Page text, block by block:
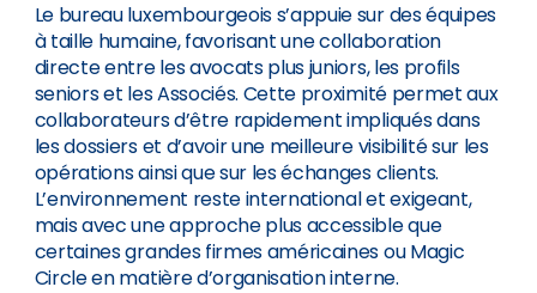
Le bureau luxembourgeois s’appuie sur des équipes
à taille humaine, favorisant une collaboration
directe entre les avocats plus juniors, les profils
seniors et les Associés. Cette proximité permet aux
collaborateurs d’être rapidement impliqués dans
les dossiers et d’avoir une meilleure visibilité sur les
opérations ainsi que sur les échanges clients.
L’environnement reste international et exigeant,
mais avec une approche plus accessible que
certaines grandes firmes américaines ou Magic
Circle en matière d’organisation interne.